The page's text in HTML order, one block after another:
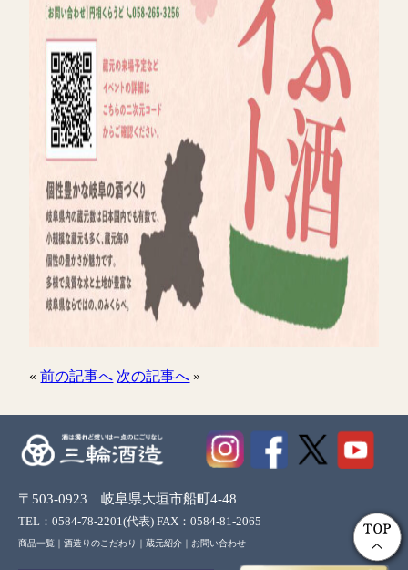
«前の記事へ 次の記事へ »
〒503-0923 岐阜県大垣市船町4-48
TEL：0584-78-2201(代表) FAX：0584-81-2065
商品一覧 ｜ 酒造りのこだわり ｜ 蔵元紹介 ｜ お問い合わせ